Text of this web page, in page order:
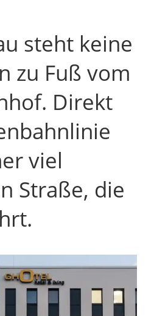
steht keine
zu Fuß vom
Direkt
viel
Straße, die